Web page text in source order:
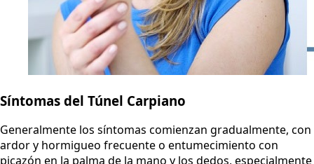
Síntomas del Túnel Carpiano
Generalmente los síntomas comienzan gradualmente, con
ardor y hormigueo frecuente o entumecimiento con
picazón en la palma de la mano y los dedos, especialmente